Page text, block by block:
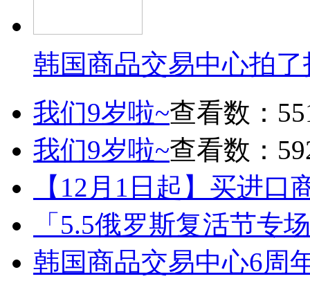
韩国商品交易中心拍
我们9岁啦~查看数：
我们9岁啦~查看数：
【12月1日起】买进口
「5.5俄罗斯复活节专
韩国商品交易中心6周